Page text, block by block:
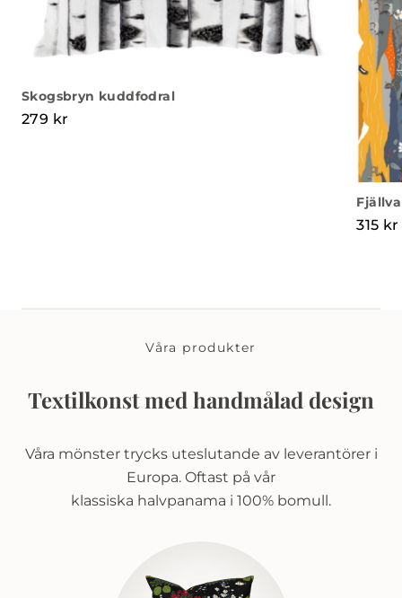
Skogsbryn kuddfodral
279 kr
315 kr
Våra produkter
Textilkonst med handmålad design
Våra mönster trycks uteslutande av leverantörer i
Europa. Oftast på vår
klassiska halvpanama i 100% bomull.